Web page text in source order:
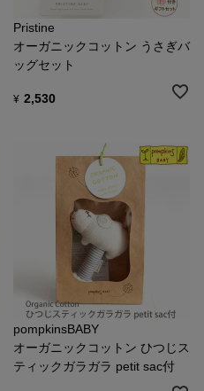
Pristine
オーガニックコットン うさぎバ
ッグセット
¥ 2,530
pompkinsBABY
オーガニックコットン ひつじス
ティックガラガラ petit sac付